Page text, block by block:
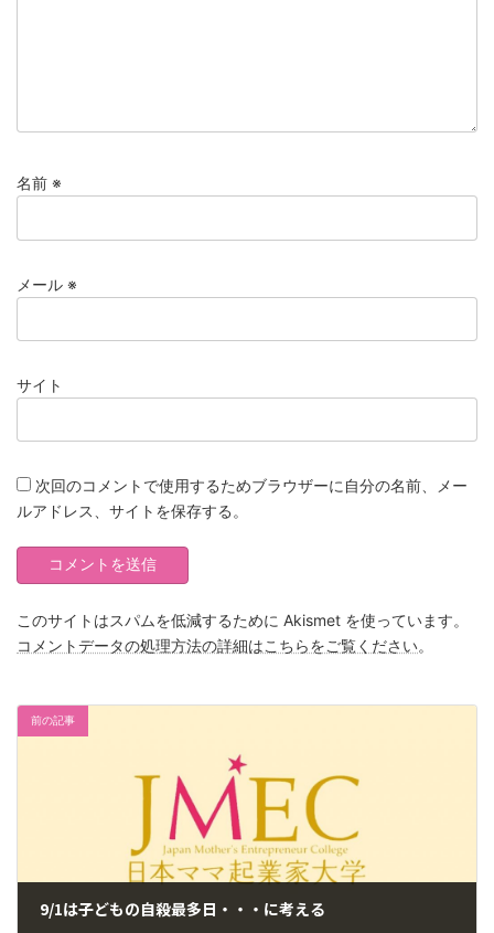
名前 ※
メール ※
サイト
次回のコメントで使用するためブラウザーに自分の名前、メー
ルアドレス、サイトを保存する。
このサイトはスパムを低減するために Akismet を使っています。
コメントデータの処理方法の詳細はこちらをご覧ください。
前の記事
9/1は子どもの自殺最多日・・・に考える